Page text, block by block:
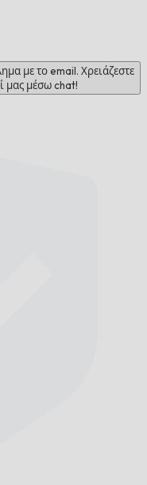
με το email. Χρειάζεστε
μας μέσω chat!